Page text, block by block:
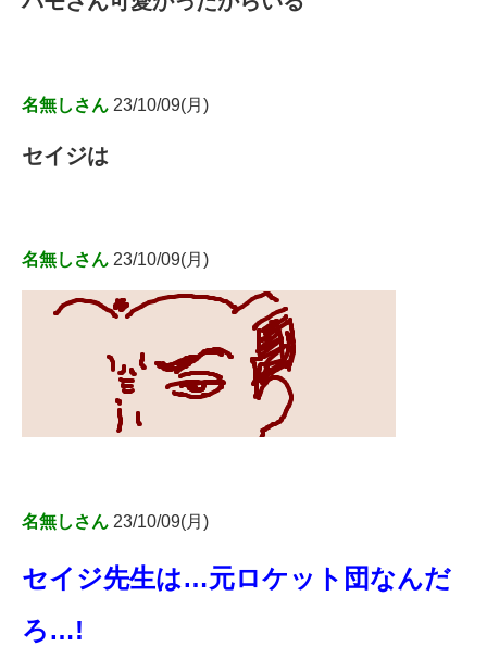
名無しさん 23/10/09(月)
セイジは
名無しさん 23/10/09(月)
名無しさん 23/10/09(月)
セイジ先生は…元ロケット団なんだ
ろ…!